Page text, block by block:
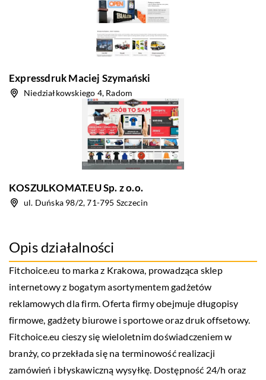
Expressdruk Maciej Szymański
Niedziałkowskiego 4, Radom
KOSZULKOMAT.EU Sp. z o.o.
ul. Duńska 98/2, 71-795 Szczecin
Opis działalności
Fitchoice.eu to marka z Krakowa, prowadząca sklep
internetowy z bogatym asortymentem gadżetów
reklamowych dla firm. Oferta firmy obejmuje długopisy
firmowe, gadżety biurowe i sportowe oraz druk offsetowy.
Fitchoice.eu cieszy się wieloletnim doświadczeniem w
branży, co przekłada się na terminowość realizacji
zamówień i błyskawiczną wysyłkę. Dostępność 24/h oraz